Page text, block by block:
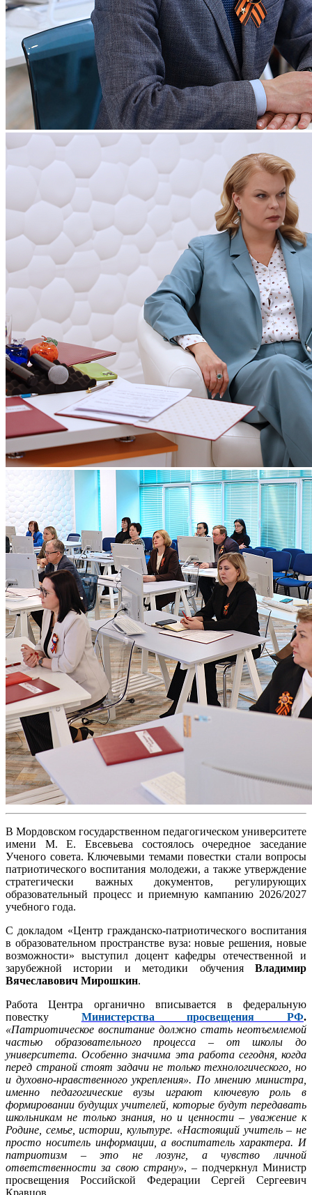
В Мордовском государственном педагогическом университете
имени М. Е. Евсевьева состоялось очередное заседание
Ученого совета. Ключевыми темами повестки стали вопросы
патриотического воспитания молодежи, а также утверждение
стратегически важных документов, регулирующих
образовательный процесс и приемную кампанию 2026/2027
учебного года.
С докладом «Центр гражданско-патриотического воспитания
в образовательном пространстве вуза: новые решения, новые
возможности» выступил доцент кафедры отечественной и
зарубежной истории и методики обучения Владимир
Вячеславович Мирошкин.
Работа Центра органично вписывается в федеральную
повестку Министерства просвещения РФ.
«Патриотическое воспитание должно стать неотъемлемой
частью образовательного процесса – от школы до
университета. Особенно значима эта работа сегодня, когда
перед страной стоят задачи не только технологического, но
и духовно-нравственного укрепления». По мнению министра,
именно педагогические вузы играют ключевую роль в
формировании будущих учителей, которые будут передавать
школьникам не только знания, но и ценности – уважение к
Родине, семье, истории, культуре. «Настоящий учитель – не
просто носитель информации, а воспитатель характера. И
патриотизм – это не лозунг, а чувство личной
ответственности за свою страну», – подчеркнул Министр
просвещения Российской Федерации Сергей Сергеевич